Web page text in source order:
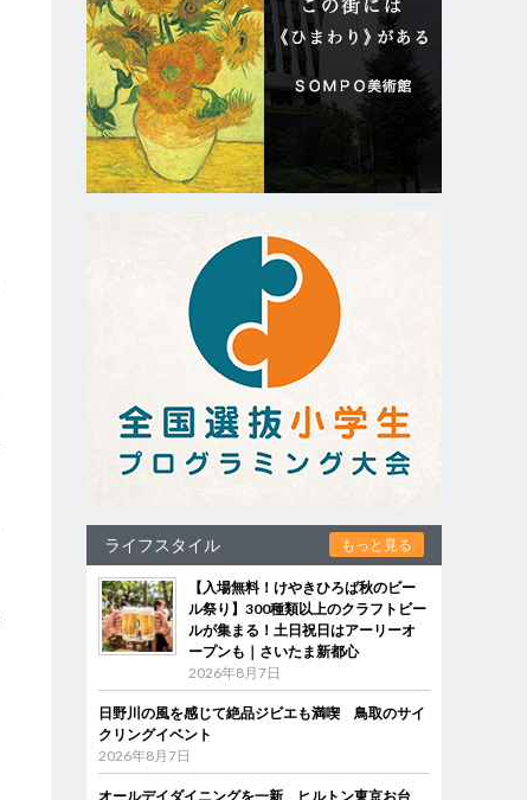
ライフスタイル もっと見る
【入場無料！けやきひろば秋のビー
ル祭り】300種類以上のクラフトビー
ルが集まる！土日祝日はアーリーオ
ープンも｜さいたま新都心
2026年8月7日
日野川の風を感じて絶品ジビエも満喫 鳥取のサイ
クリングイベント
2026年8月7日
オールデイダイニングを一新 ヒルトン東京お台